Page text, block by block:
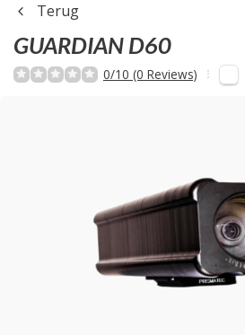
Terug
GUARDIAN D60
0/10 (0 Reviews)